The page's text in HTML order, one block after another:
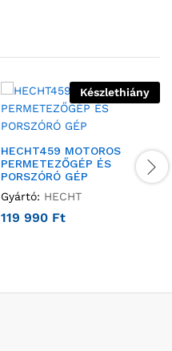
Készlethiány
HECHT459 MOTOROS
PERMETEZŐGÉP ÉS
PORSZÓRÓ GÉP
Gyártó: HECHT
119 990 Ft